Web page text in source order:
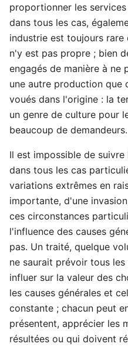
proportionner les
dans tous les cas,
industrie est toujours rare
n'y est pas propre ; bien
engagés de manière à ne
une autre production que
voués dans l'origine : la
un genre de culture pour
beaucoup de demandeurs.
Il est impossible de
dans tous les cas
variations extrêmes en
importante, d'une
ces circonstances
l'influence des causes
pas. Un traité, quelque
ne saurait prévoir tous
influer sur la valeur des
les causes générales et
constante ; chacun peut
présentent, apprécier les
résultées ou qui doivent